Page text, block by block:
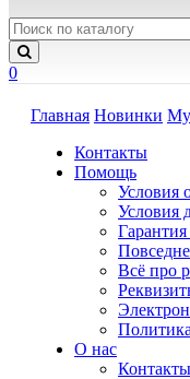
0
Главная Новинки
Контакты
Помощь
Условия
Условия
Всё про
О нас
Контакты